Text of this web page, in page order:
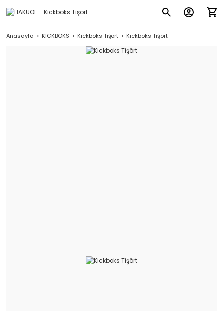
Anasayfa KICKBOKS Kickboks Tişört Kickboks Tişört